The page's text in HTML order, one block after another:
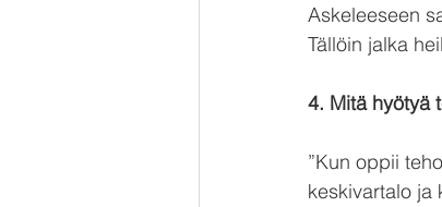
Askeleeseen
Tällöin jalka
4. Mitä hyötyä
”Kun oppii
keskivartalo ja